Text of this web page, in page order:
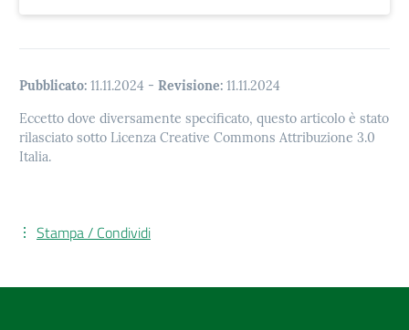
Pubblicato: 11.11.2024 - Revisione: 11.11.2024
Eccetto dove diversamente specificato, questo articolo è stato
rilasciato sotto Licenza Creative Commons Attribuzione 3.0
Italia.
Stampa / Condividi